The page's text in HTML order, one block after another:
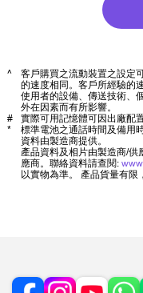
^
客戶購買之流動裝置之設定
的速度相同。客戶所經驗的
使用者的設備、傳送技術、
外在因素而有所影響。
#
實際可用記憶體可因出廠配
*
標準電池之通話時間及備用
資料由製造商提供。
產品資料及相片由製造商/供
應商。聯絡資料請查閱:
以實物為準。 產品貨量有限